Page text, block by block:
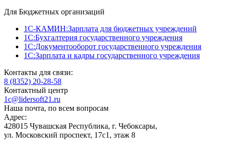
Для Бюджетных организаций
1С-КАМИН:Зарплата для бюджетных учреждений
1С:Бухгалтерия государственного учреждения
1С:Документооборот государственного учреждения
1С:Зарплата и кадры государственного учреждения
Контакты для связи:
8 (8352) 20-28-58
Контактный центр
1c@lidersoft21.ru
Наша почта, по всем вопросам
Адрес:
428015 Чувашская Республика, г. Чебоксары,
ул. Московский проспект, 17с1, этаж 8